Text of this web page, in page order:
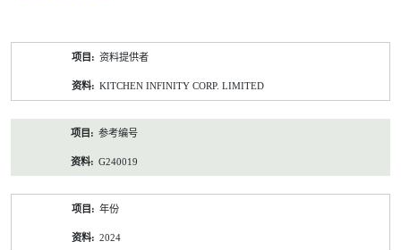
资料提供者
KITCHEN INFINITY CORP. LIMITED
参考编号
G240019
年份
2024